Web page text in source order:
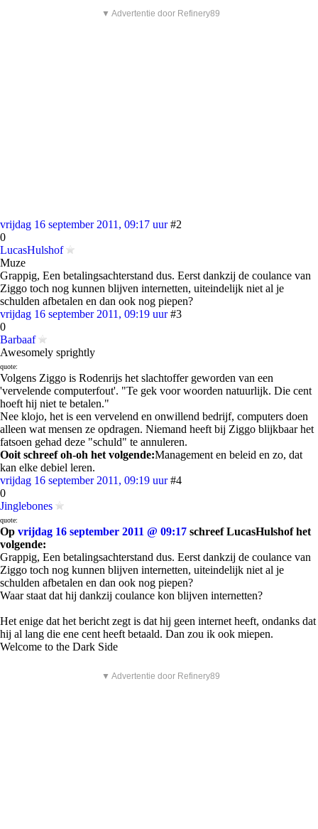
▼ Advertentie door Refinery89
vrijdag 16 september 2011, 09:17 uur #2
0
LucasHulshof
Muze
Grappig, Een betalingsachterstand dus. Eerst dankzij de coulance van
Ziggo toch nog kunnen blijven internetten, uiteindelijk niet al je
schulden afbetalen en dan ook nog piepen?
vrijdag 16 september 2011, 09:19 uur #3
0
Barbaaf
Awesomely sprightly
quote:
Volgens Ziggo is Rodenrijs het slachtoffer geworden van een
'vervelende computerfout'. "Te gek voor woorden natuurlijk. Die cent
hoeft hij niet te betalen."
Nee klojo, het is een vervelend en onwillend bedrijf, computers doen
alleen wat mensen ze opdragen. Niemand heeft bij Ziggo blijkbaar het
fatsoen gehad deze "schuld" te annuleren.
Ooit schreef oh-oh het volgende:Management en beleid en zo, dat
kan elke debiel leren.
vrijdag 16 september 2011, 09:19 uur #4
0
Jinglebones
quote:
Op vrijdag 16 september 2011 @ 09:17 schreef LucasHulshof het
volgende:
Grappig, Een betalingsachterstand dus. Eerst dankzij de coulance van
Ziggo toch nog kunnen blijven internetten, uiteindelijk niet al je
schulden afbetalen en dan ook nog piepen?
Waar staat dat hij dankzij coulance kon blijven internetten?
Het enige dat het bericht zegt is dat hij geen internet heeft, ondanks dat
hij al lang die ene cent heeft betaald. Dan zou ik ook miepen.
Welcome to the Dark Side
▼ Advertentie door Refinery89